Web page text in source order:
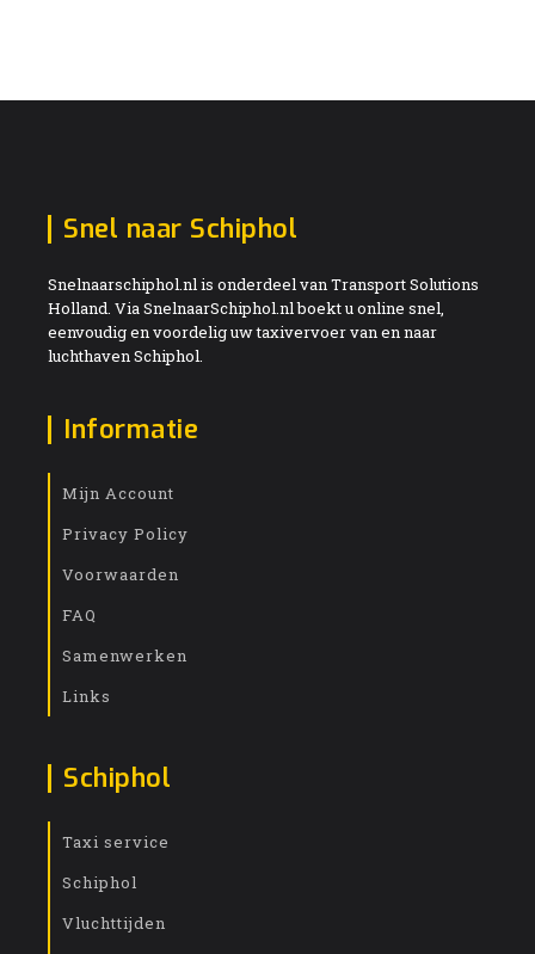
Snel naar Schiphol
Snelnaarschiphol.nl is onderdeel van Transport Solutions
Holland. Via SnelnaarSchiphol.nl boekt u online snel,
eenvoudig en voordelig uw taxivervoer van en naar
luchthaven Schiphol.
Informatie
Mijn Account
Privacy Policy
Voorwaarden
FAQ
Samenwerken
Links
Schiphol
Taxi service
Schiphol
Vluchttijden